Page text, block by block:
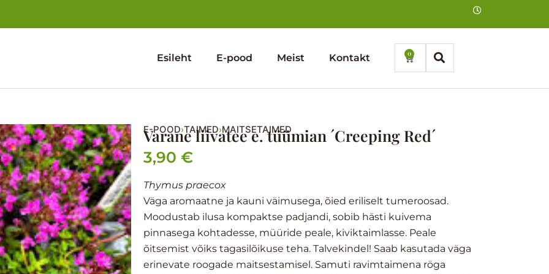
Esileht E-pood Meist Kontakt 0
Cart
E-POOD›TAIMED›MAITSETAIMED
Varane liivatee e. tüümian ´Creeping Red´
3,90 €
Thymus praecox
Väga aromaatne ja kauni väimusega, õied eriliselt tumeroosad.
Moodustab ilusa kompaktse padjandi, sobib hästi kuivema
pinnasega kohtadesse, müüride peale, kiviktaimlasse. Peale
õitsemist võiks tagasilõikuse teha. Talvekindel! Saab kasutada väga
erinevate roogade maitsestamisel. Samuti ravimtaimena röga